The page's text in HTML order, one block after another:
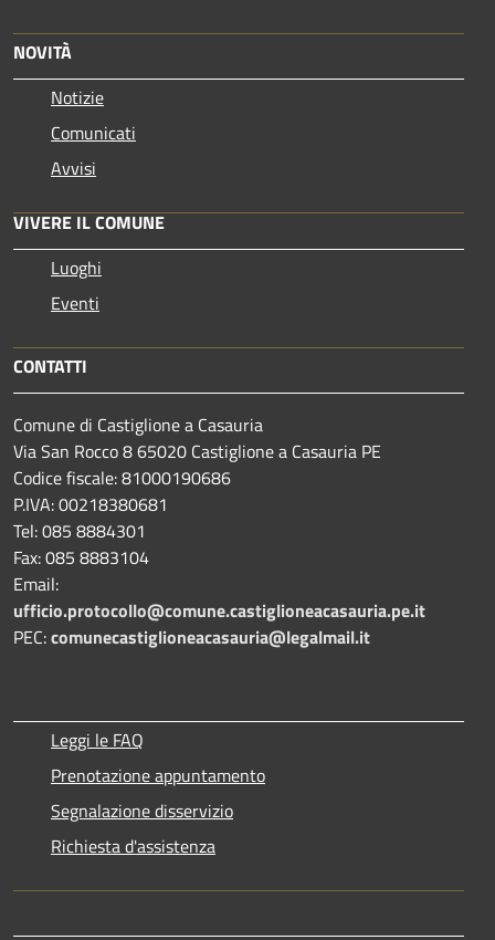
NOVITÀ
Notizie
Comunicati
Avvisi
VIVERE IL COMUNE
Luoghi
Eventi
CONTATTI
Comune di Castiglione a Casauria
Via San Rocco 8 65020 Castiglione a Casauria PE
Codice fiscale: 81000190686
P.IVA: 00218380681
Tel: 085 8884301
Fax: 085 8883104
Email:
ufficio.protocollo@comune.castiglioneacasauria.pe.it
PEC:comunecastiglioneacasauria@legalmail.it
Leggi le FAQ
Prenotazione appuntamento
Segnalazione disservizio
Richiesta d'assistenza